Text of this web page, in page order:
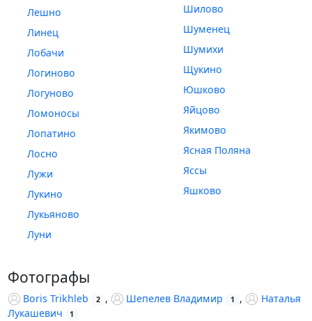
Лешно
Линец
Лобачи
Логиново
Логуново
Ломоносы
Лопатино
Лосно
Лужи
Лукино
Лукьяново
Луни
Шилово
Шуменец
Шумихи
Щукино
Юшково
Яйцово
Якимово
Ясная Поляна
Яссы
Яшково
Фотографы
Boris Trikhleb 2 , Шепелев Владимир 1 ,
Наталья
Лукашевич
1